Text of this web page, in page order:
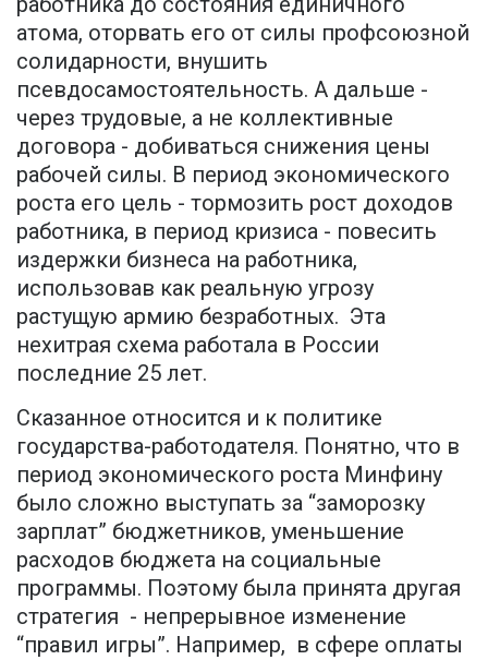
атома, оторвать его от силы профсоюзной
солидарности, внушить
псевдосамостоятельность. А дальше -
через трудовые, а не коллективные
договора - добиваться снижения цены
рабочей силы. В период экономического
роста его цель - тормозить рост доходов
работника, в период кризиса - повесить
издержки бизнеса на работника,
использовав как реальную угрозу
растущую армию безработных. Эта
нехитрая схема работала в России
последние 25 лет.
Сказанное относится и к политике
государства-работодателя. Понятно, что в
период экономического роста Минфину
было сложно выступать за “заморозку
зарплат” бюджетников, уменьшение
расходов бюджета на социальные
программы. Поэтому была принята другая
стратегия - непрерывное изменение
“правил игры”. Например, в сфере оплаты